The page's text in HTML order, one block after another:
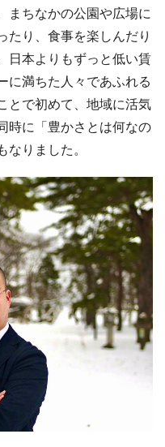
まちなかの公園や広場に
たり、食事を楽しんだり
日本よりもずっと低い賃
に満ちた人々であふれる
とで初めて、地域に活気
時に「豊かさとは何なの
りました。